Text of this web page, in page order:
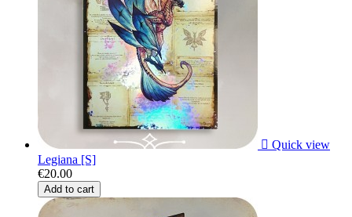
 Quick view
Legiana [S]
€20.00
Add to cart